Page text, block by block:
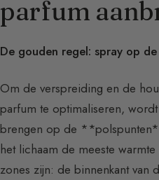
parfum
De gouden regel: spray op
Om de verspreiding en de
parfum te optimaliseren,
brengen op de
het lichaam de meeste
zones zijn: de binnenkant van